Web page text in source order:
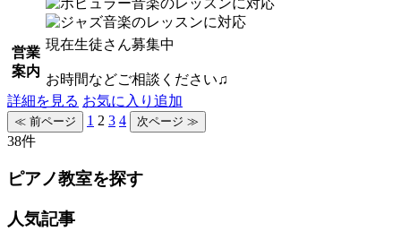
営業
案内
現在生徒さん募集中
お時間などご相談ください♫
詳細を見る お気に入り追加
1 2 3 4
38件
ピアノ教室を探す
人気記事